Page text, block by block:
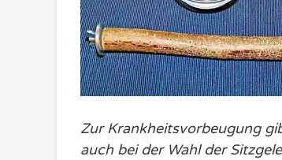
Zur Krankheitsvorbeugung
auch bei der Wahl der